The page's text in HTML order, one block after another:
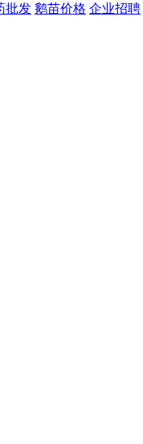
批发 鹅苗价格 企业招聘